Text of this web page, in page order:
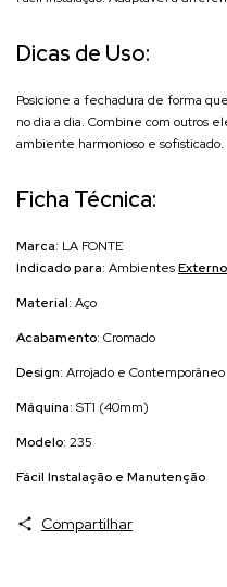
Dicas de Uso:
Posicione a fechadura de forma
no dia a dia. Combine com outros
ambiente harmonioso e sofisticado.
Ficha Técnica:
Marca: LA FONTE
Indicado para: Ambientes
Material: Aço
Acabamento: Cromado
Design: Arrojado e Contemporâneo
Máquina: ST1 (40mm)
Modelo: 235
Fácil Instalação e Manutenção
Compartilhar